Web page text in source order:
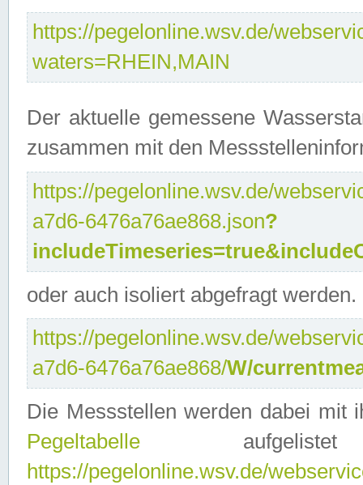
https://pegelonline.wsv.de/
waters=RHEIN,MAIN
Der aktuelle gemessene
zusammen mit den
https://pegelonline.wsv.de/
a7d6-6476a76ae868.json?
oder auch isoliert abgefragt werden.
https://pegelonline.wsv.de/
a7d6-6476a76ae868/W/
Die Messstellen werden dabei mit
Pegeltabelle
https://pegelonline.wsv.de/